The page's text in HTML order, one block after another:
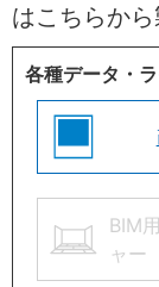
はこちらか
各種データ・
BIM
ャー